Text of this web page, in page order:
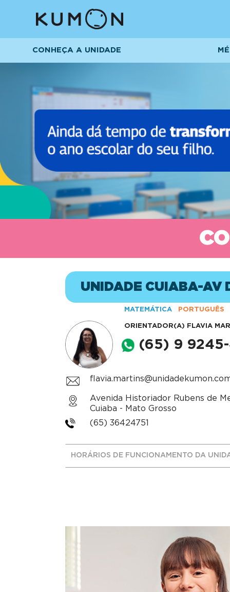
CONHEÇA A UNIDADE
UNIDADE CUIABA-AV
MATEMÁTICA PORTUGUÊS
ORIENTADOR(A) FLAVIA
(65) 9
Avenida Historiador Rubens de
Cuiaba - Mato Grosso
(65) 36424751
HORÁRIOS DE FUNCIONAMENTO DA